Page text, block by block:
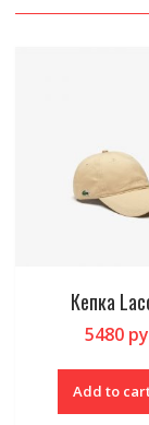
Кепка
5480
Add to